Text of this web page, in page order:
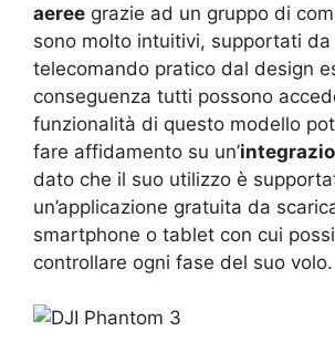
aeree grazie ad un gruppo di
sono molto intuitivi, supportati da
telecomando pratico dal design
conseguenza tutti possono
funzionalità di questo modello
fare affidamento su un’
dato che il suo utilizzo è
un’applicazione gratuita da
smartphone o tablet con cui
controllare ogni fase del suo volo.